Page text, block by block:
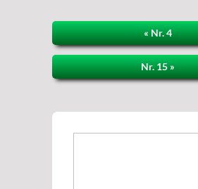
« Nr. 4
Nr. 15 »